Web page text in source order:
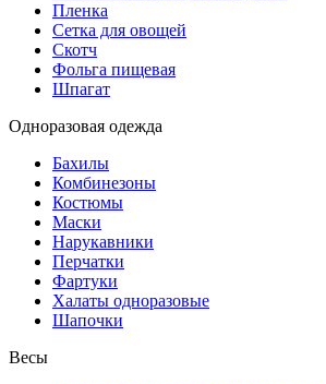
Пленка
Сетка для овощей
Скотч
Фольга пищевая
Шпагат
Одноразовая одежда
Бахилы
Комбинезоны
Костюмы
Маски
Нарукавники
Перчатки
Фартуки
Халаты одноразовые
Шапочки
Весы